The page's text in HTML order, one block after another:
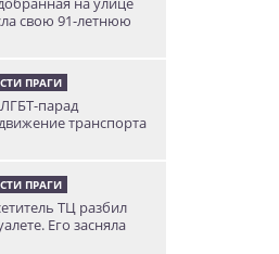
свою 91-летнюю
ПРАГИ
парад
транспорта
ПРАГИ
ТЦ разбил
Его засняла